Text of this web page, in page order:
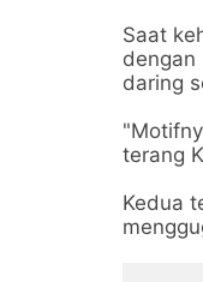
Saat
dengan
daring
terang
Kedua